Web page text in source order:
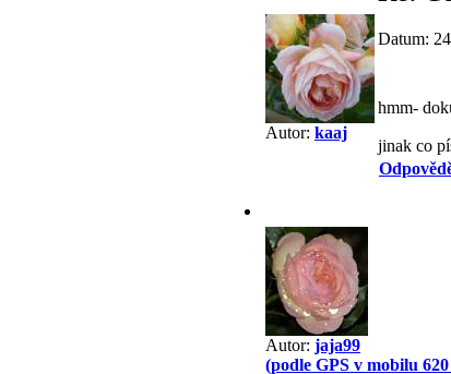
Autor: kaaj
Datum:
hmm-
jinak co
Autor: jaja99
(podle GPS v mobilu